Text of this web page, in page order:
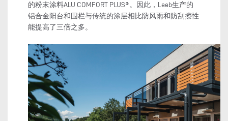
的粉末涂料ALU COMFORT PLUS®。因此，Leeb生产的
铝合金阳台和围栏与传统的涂层相比防风雨和防刮擦性
能提高了三倍之多。